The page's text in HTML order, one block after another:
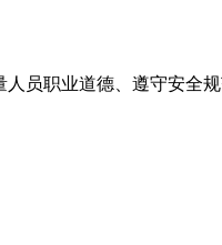
员职业道德、遵守安全